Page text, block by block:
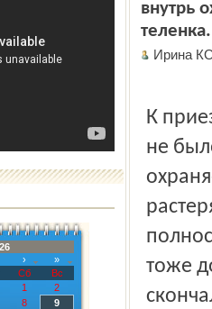
›
»
Сб
Вс
1
2
8
9
внутрь
теленка.
Ирина
К
не
тоже